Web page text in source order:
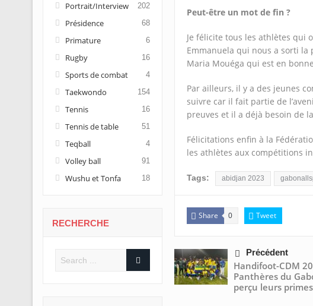
Peut-être un mot de fin ?
Je félicite tous les athlètes qui
Emmanuela qui nous a sorti la
Maria Mouéga qui est en
Par ailleurs, il y a des jeunes
suivre car il fait partie de
preuves et il a déjà besoin de
Félicitations enfin à la
les athlètes aux compétitions
Tags: abidjan 2023
Share 0 Tweet
Précédent
Handifoot-CDM
Panthères du
perçu leurs primes
Portrait/Interview 202
Présidence 68
Primature 6
Rugby 16
Sports de combat 4
Taekwondo 154
Tennis 16
Tennis de table 51
Teqball 4
Volley ball 91
Wushu et Tonfa 18
RECHERCHE